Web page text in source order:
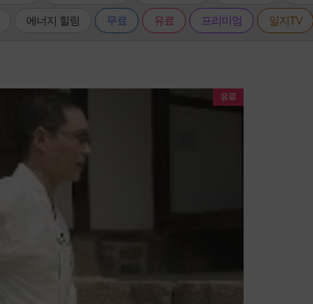
에너지 힐링 무료 유료 프리미엄 일지TV